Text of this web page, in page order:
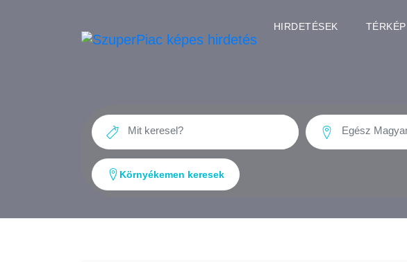
HIRDETÉSEK TÉRKÉP
Környékemen keresek